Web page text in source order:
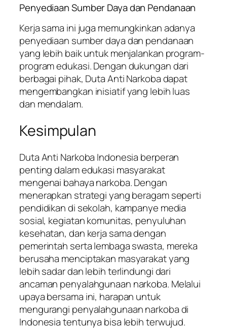
Penyediaan Sumber Daya dan Pendanaan
Kerja sama ini juga memungkinkan adanya
penyediaan sumber daya dan pendanaan
yang lebih baik untuk menjalankan program-
program edukasi. Dengan dukungan dari
berbagai pihak, Duta Anti Narkoba dapat
mengembangkan inisiatif yang lebih luas
dan mendalam.
Kesimpulan
Duta Anti Narkoba Indonesia berperan
penting dalam edukasi masyarakat
mengenai bahaya narkoba. Dengan
menerapkan strategi yang beragam seperti
pendidikan di sekolah, kampanye media
sosial, kegiatan komunitas, penyuluhan
kesehatan, dan kerja sama dengan
pemerintah serta lembaga swasta, mereka
berusaha menciptakan masyarakat yang
lebih sadar dan lebih terlindungi dari
ancaman penyalahgunaan narkoba. Melalui
upaya bersama ini, harapan untuk
mengurangi penyalahgunaan narkoba di
Indonesia tentunya bisa lebih terwujud.